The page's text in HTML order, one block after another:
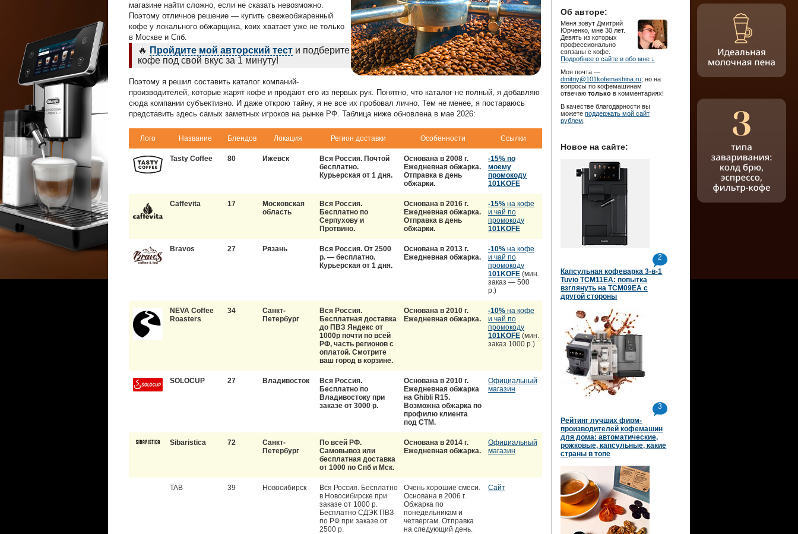
магазине найти сложно, если не сказать невозможно.
Поэтому отличное решение — купить свежеобжаренный
кофе у локального обжарщика, коих хватает уже не только
в Москве и Спб.
🔥 Пройдите мой авторский тести подберите
кофе под свой вкус за 1 минуту!
Поэтому я решил составить каталог компаний-
производителей, которые жарят кофе и продают его из первых рук. Понятно, что каталог не полный, я добавляю
сюда компании субъективно. И даже открою тайну, я не все их пробовал лично. Тем не менее, я постараюсь
представить здесь самых заметных игроков на рынке РФ. Таблица ниже обновлена в мае 2026:
Лого Название Блендов Локация Регион доставки Особенности Ссылки
Tasty Coffee 80 Ижевск
Вся Россия. Почтой
бесплатно.
Курьерская от 1 дня.
Основана в 2008 г.
Ежедневная обжарка.
Отправка в день
обжарки.
-15% по
моему
промокоду
101KOFE
Caffevita 17
Московская
область
Вся Россия.
Бесплатно по
Серпухову и
Протвино.
Основана в 2016 г.
Ежедневная обжарка.
Отправка в день
обжарки.
-15%на кофе
и чай по
промокоду
101KOFE
Bravos 27 Рязань
Вся Россия. От 2500
р. — бесплатно.
Курьерская от 1 дня.
Основана в 2013 г.
Ежедневная обжарка.
-10%на кофе
и чай по
промокоду
101KOFE(мин.
заказ — 500
р.)
NEVA Coffee
Roasters
34
Санкт-
Петербург
Вся Россия.
Бесплатная доставка
до ПВЗ Яндекс от
1000р почти по всей
РФ, часть регионов с
оплатой. Смотрите
ваш город в корзине.
Основана в 2010 г.
Ежедневная обжарка.
-10%на кофе
и чай по
промокоду
101KOFE(мин.
заказ 1000 р.)
SOLOCUP 27 Владивосток
Вся Россия.
Бесплатно по
Владивостоку при
заказе от 3000 р.
Основана в 2010 г.
Ежедневная обжарка
на Ghibli R15.
Возможна обжарка по
профилю клиента
под СТМ.
Официальный
магазин
Sibaristica 72
Санкт-
Петербург
По всей РФ.
Самовывоз или
бесплатная доставка
от 1000 по Спб и Мск.
Основана в 2014 г.
Ежедневная обжарка.
Официальный
магазин
TAB 39 Новосибирск
Вся Россия. Бесплатно
в Новосибирске при
заказе от 1000 р.
Бесплатно СДЭК ПВЗ
по РФ при заказе от
2500 р.
Очень хорошие смеси.
Основана в 2006 г.
Обжарка по
понедельникам и
четвергам. Отправка
на следующий день.
Сайт
Об авторе:
Меня зовут Дмитрий
Юрченко, мне 30 лет.
Девять из которых
профессионально
связаны с кофе.
Подробнее о сайте и обо мне ↓
Моя почта —
dmitriy@101kofemashina.ru , но на
вопросы по кофемашинам
отвечаютолько в комментариях!
В качестве благодарности вы
можетеподдержать мой сайт
рублем
Новое на сайте:
2
Капсульная кофеварка 3-в-1
Tuvio TCM11EA: попытка
взглянуть на TCM09EA с
другой стороны
3
Рейтинг лучших фирм-
производителей кофемашин
для дома: автоматические,
рожковые, капсульные, какие
страны в топе